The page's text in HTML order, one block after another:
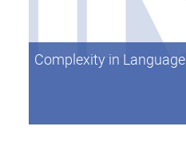
Complexity in Language